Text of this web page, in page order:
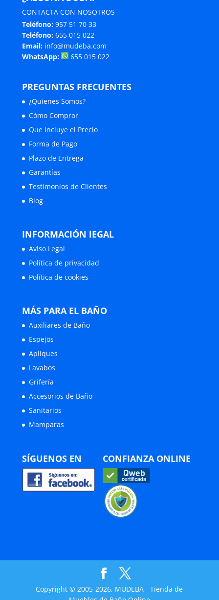
CONTACTA CON NOSOTROS
Teléfono: 957 51 70 33
Teléfono: 655 015 022
Email: info@mudeba.com
WhatsApp:
655 015 022
PREGUNTAS FRECUENTES
¿Quienes Somos?
Cómo Comprar
Que Incluye el Precio
Forma de Pago
Plazo de Entrega
Garantías
Testimonios de Clientes
Blog
INFORMACIÓN lEGAL
Aviso Legal
Política de privacidad
Política de cookies
MÁS PARA EL BAÑO
Auxiliares de Baño
Espejos
Apliques
Lavabos
Grifería
Accesorios de Baño
Sanitarios
Mamparas
SÍGUENOS EN CONFIANZA ONLINE
Copyright © 2005-2026, MUDEBA - Tienda de